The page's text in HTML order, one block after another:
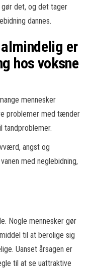
det, og det tager
dannes.
er
hos voksne
mennesker
problemer med tænder
tandproblemer.
angst og
med neglebidning,
Nogle mennesker gør
til at berolige sig
Uanset årsagen er
til at se uattraktive